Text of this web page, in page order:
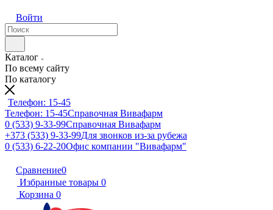
Войти
Каталог
По всему сайту
По каталогу
Телефон: 15-45
Телефон: 15-45Справочная Вивафарм
0 (533) 9-33-99Справочная Вивафарм
+373 (533) 9-33-99Для звонков из-за рубежа
0 (533) 6-22-20Офис компании "Вивафарм"
Сравнение0
Избранные товары 0
Корзина 0